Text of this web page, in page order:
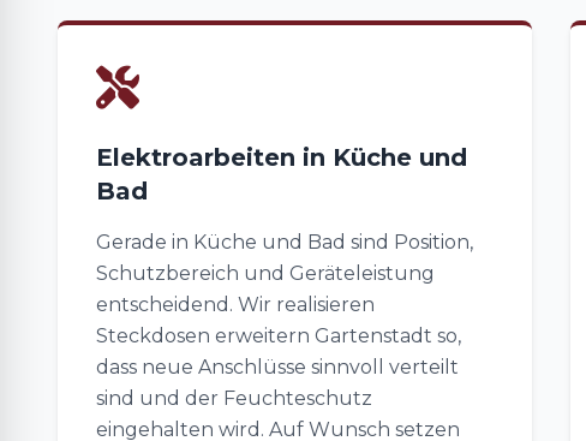
Elektroarbeiten in Küche und
Bad
Gerade in Küche und Bad sind Position,
Schutzbereich und Geräteleistung
entscheidend. Wir realisieren
Steckdosen erweitern Gartenstadt so,
dass neue Anschlüsse sinnvoll verteilt
sind und der Feuchteschutz
eingehalten wird. Auf Wunsch setzen